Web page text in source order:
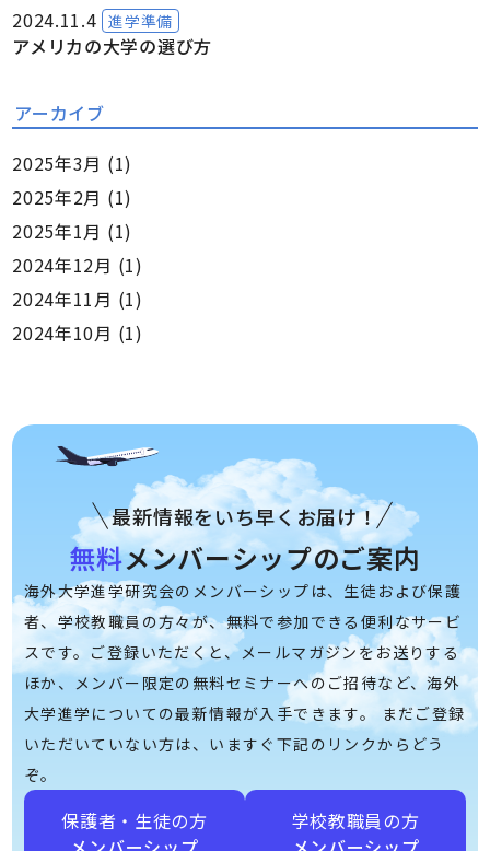
2024.11.4 進学準備
アメリカの大学の選び方
アーカイブ
2025年3月 (1)
2025年2月 (1)
2025年1月 (1)
2024年12月 (1)
2024年11月 (1)
2024年10月 (1)
最新情報をいち早くお届け！
無料メンバーシップのご案内
海外大学進学研究会のメンバーシップは、生徒および保護
者、学校教職員の方々が、無料で参加できる便利なサービ
スです。ご登録いただくと、メールマガジンをお送りする
ほか、メンバー限定の無料セミナーへのご招待など、海外
大学進学についての最新情報が入手できます。 まだご登録
いただいていない方は、いますぐ下記のリンクからどう
ぞ。
保護者・生徒の方
学校教職員の方